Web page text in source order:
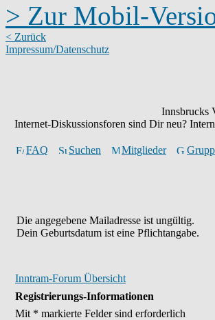
> Zur Mobil-
< Zurück
Impressum/Datenschutz
Innsbrucks
Internet-Diskussionsforen sind Dir neu?
FAQ Suchen Mitglieder
Die angegebene Mailadresse ist ungültig.
Dein Geburtsdatum ist eine Pflichtangabe.
Inntram-Forum Übersicht
Registrierungs-Informationen
Mit * markierte Felder sind erforderlich